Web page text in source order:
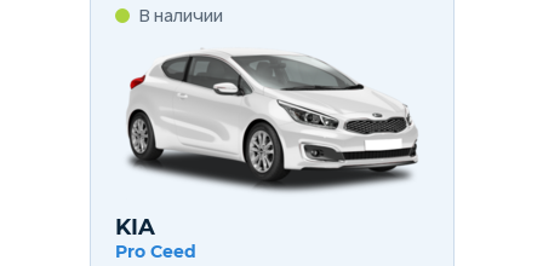
В наличии
KIA
Pro Ceed